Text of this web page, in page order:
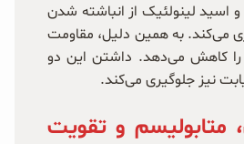
اسید لینولئیک از انباشته شدن
می‌کند. به همین دلیل، مقاومت
را کاهش می‌دهد. داشتن این دو
نیز جلوگیری می‌کند.
متابولیسم و تقویت